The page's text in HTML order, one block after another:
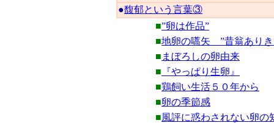
●馥郁という言葉③
■”卵は作品”
■地卵の嚆矢 ”昔翁ありき
■ まぼろしの卵由来
■ 『やっぱり生卵』
■鶏飼い生活５０年から
■卵の季節感
■風評に惑わされない卵の